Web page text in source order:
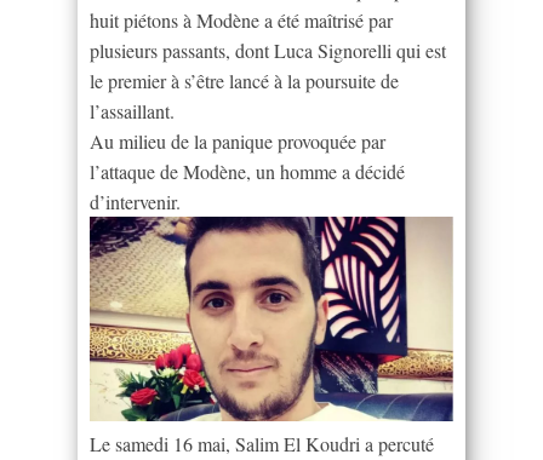
huit piétons à Modène a été maîtrisé par
plusieurs passants, dont Luca Signorelli qui est
le premier à s’être lancé à la poursuite de
l’assaillant.
Au milieu de la panique provoquée par
l’attaque de Modène, un homme a décidé
d’intervenir.
Le samedi 16 mai, Salim El Koudri a percuté